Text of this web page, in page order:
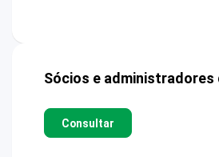
Sócios e administradores
Consultar